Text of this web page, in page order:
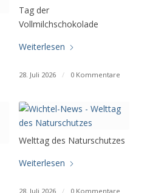
Tag der
Vollmilchschokolade
Weiterlesen
28. Juli 2026 / 0 Kommentare
Welttag des Naturschutzes
Weiterlesen
28. Juli 2026 / 0 Kommentare